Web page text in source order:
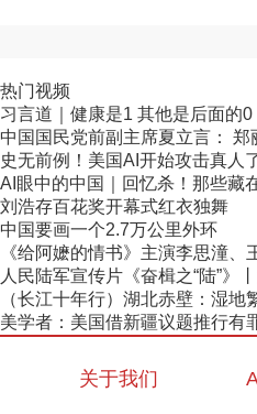
热门视频
习言道｜健康是1 其他是后面的0
中国国民党前副主席夏立言：
史无前例！美国AI开始攻击真人
AI眼中的中国｜回忆杀！那些藏
刘浩存百花奖开幕式红衣独舞
中国要画一个2.7万公里外环
《给阿嬷的情书》主演李思潼、
人民陆军宣传片《奋楫之“陆”》
（长江十年行）湖北赤壁：湿地
美学者：美国借新疆议题推行有
关于我们